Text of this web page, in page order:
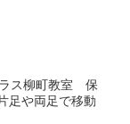
ラス柳町教室 保
足や両足で移動